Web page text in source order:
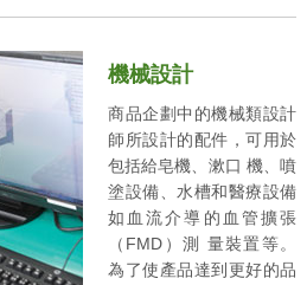
機械設計
商品企劃中的機械類設計
師所設計的配件，可用於
包括給皂機、漱口 機、噴
塗設備、水槽和醫療設備
如血流介導的血管擴張
（FMD）測 量裝置等。
為了使產品達到更好的品